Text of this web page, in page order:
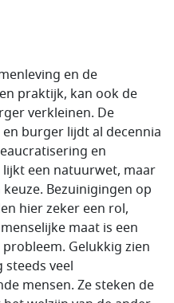
en de
praktijk, kan ook de
verkleinen. De
burger lijdt al decennia
en
een natuurwet, maar
Bezuinigingen op
hier zeker een rol,
maat is een
Gelukkig zien
veel
mensen. Ze steken de